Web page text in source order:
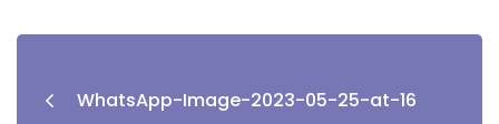
WhatsApp-Image-2023-05-25-at-16